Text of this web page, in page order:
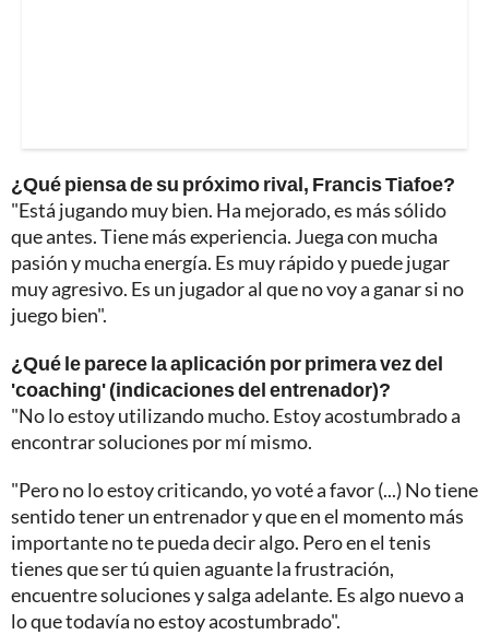
¿Qué piensa de su próximo rival, Francis Tiafoe?
"Está jugando muy bien. Ha mejorado, es más sólido
que antes. Tiene más experiencia. Juega con mucha
pasión y mucha energía. Es muy rápido y puede jugar
muy agresivo. Es un jugador al que no voy a ganar si no
juego bien".
¿Qué le parece la aplicación por primera vez del
'coaching' (indicaciones del entrenador)?
"No lo estoy utilizando mucho. Estoy acostumbrado a
encontrar soluciones por mí mismo.
"Pero no lo estoy criticando, yo voté a favor (...) No tiene
sentido tener un entrenador y que en el momento más
importante no te pueda decir algo. Pero en el tenis
tienes que ser tú quien aguante la frustración,
encuentre soluciones y salga adelante. Es algo nuevo a
lo que todavía no estoy acostumbrado".